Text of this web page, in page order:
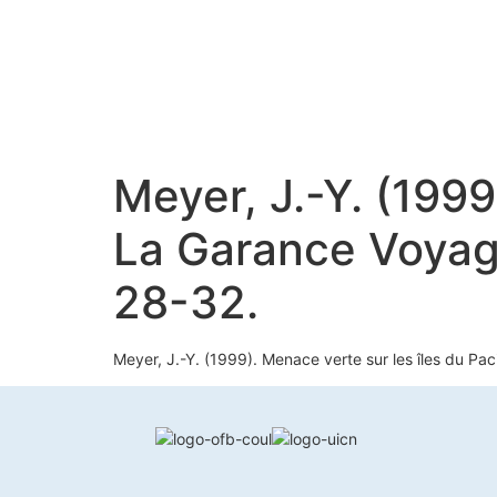
Meyer, J.-Y.
La Garance
28-32.
Meyer, J.-Y. (1999). Menace verte sur les îles du